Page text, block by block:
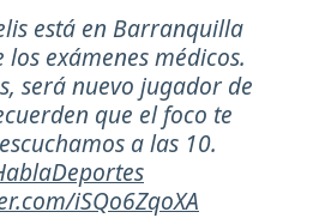
está en Barranquilla
exámenes médicos.
será nuevo jugador de
que el foco te
a las 10.
iSQo6ZqoXA